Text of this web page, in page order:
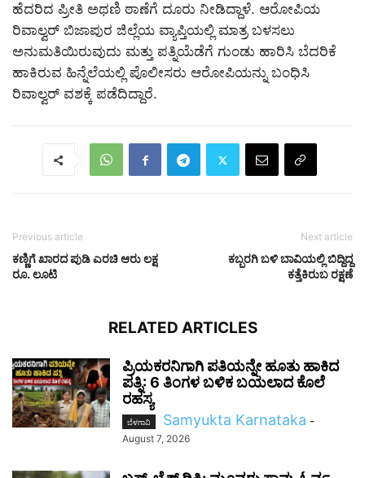
ಹೆದರಿದ ಪ್ರೀತಿ ಅಥಣಿ ಠಾಣೆಗೆ ದೂರು ನೀಡಿದ್ದಾಳೆ. ಆರೋಪಿಯ
ರಿವಾಲ್ವರ್ ಬಿಜಾಪುರ ಜಿಲ್ಲೆಯ ವ್ಯಾಪ್ತಿಯಲ್ಲಿ ಮಾತ್ರ ಬಳಸಲು
ಅನುಮತಿಯಿರುವುದು ಮತ್ತು ಪತ್ನಿಯೆಡೆಗೆ ಗುಂಡು ಹಾರಿಸಿ ಬೆದರಿಕೆ
ಹಾಕಿರುವ ಹಿನ್ನೆಲೆಯಲ್ಲಿ ಪೊಲೀಸರು ಆರೋಪಿಯನ್ನು ಬಂಧಿಸಿ
ರಿವಾಲ್ವರ್ ವಶಕ್ಕೆ ಪಡೆದಿದ್ದಾರೆ.
Previous article
ಕಣ್ಣಿಗೆ ಖಾರದ ಪುಡಿ ಎರಚಿ ಆರು ಲಕ್ಷ
ರೂ. ಲೂಟಿ
Next article
ಕಬ್ಬರಗಿ ಬಳಿ ಬಾವಿಯಲ್ಲಿ ಬಿದ್ದಿದ್ದ
ಕತ್ತೆಕಿರುಬ ರಕ್ಷಣೆ
RELATED ARTICLES
ಪ್ರಿಯಕರನಿಗಾಗಿ ಪತಿಯನ್ನೇ ಹೂತು ಹಾಕಿದ
ಪತ್ನಿ: 6 ತಿಂಗಳ ಬಳಿಕ ಬಯಲಾದ ಕೊಲೆ
ರಹಸ್ಯ
ಬೆಳಗಾವಿ Samyukta Karnataka -
August 7, 2026